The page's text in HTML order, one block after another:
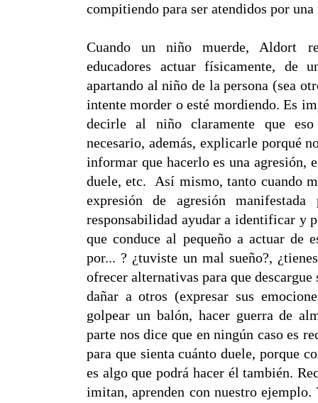
compitiendo para ser atendidos por
Cuando un niño muerde, Aldort
educadores actuar físicamente, de
apartando al niño de la persona (sea
intente morder o esté mordiendo. Es
decirle al niño claramente que
necesario, además, explicarle porqué
informar que hacerlo es una agresión,
duele, etc.
Así mismo, tanto cuando
expresión de agresión
responsabilidad ayudar a identificar y
que conduce al pequeño a actuar de
por... ? ¿tuviste un mal sueño?,
ofrecer alternativas para que
dañar a otros (expresar sus
golpear un balón, hacer guerra de
parte nos dice que en ningún caso es
para que sienta cuánto duele, porque
es algo que podrá hacer él también.
imitan, aprenden con nuestro